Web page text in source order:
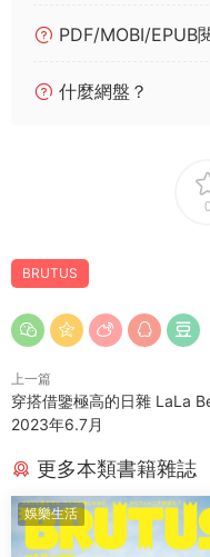
PDF/MOBI/EPUB
什麼網盤？
0
BRUTUS
上一篇
穿搭借鑒極高的日雜 LaLa
2023年6.7月
更多本類書籍雜誌
娛樂生活